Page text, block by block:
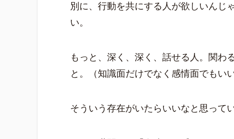
別に、行動を共にする人が欲しいんじ
い。
もっと、深く、深く、話せる人。関わ
と。（知識面だけでなく感情面でもい
そういう存在がいたらいいなと思って